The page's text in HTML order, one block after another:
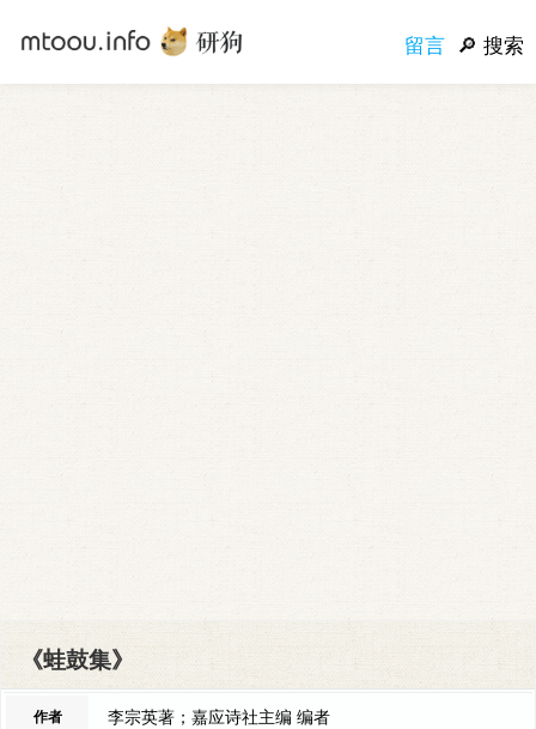
留言 搜索
《蛙鼓集》
作者 李宗英著；嘉应诗社主编 编者